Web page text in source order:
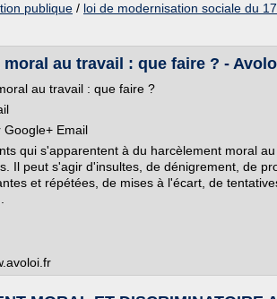
publique / loi de modernisation sociale du
moral au travail : que faire ? -
au travail : que faire ?
Google+ Email
qui s'apparentent à du harcèlement moral
Il peut s'agir d'insultes, de dénigrement, de
et répétées, de mises à l'écart, de